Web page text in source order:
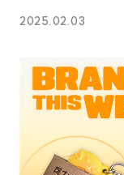
2025.02.03